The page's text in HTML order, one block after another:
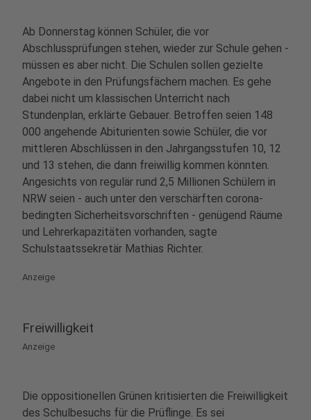
Ab Donnerstag können Schüler, die vor
Abschlussprüfungen stehen, wieder zur Schule gehen -
müssen es aber nicht. Die Schulen sollen gezielte
Angebote in den Prüfungsfächern machen. Es gehe
dabei nicht um klassischen Unterricht nach
Stundenplan, erklärte Gebauer. Betroffen seien 148
000 angehende Abiturienten sowie Schüler, die vor
mittleren Abschlüssen in den Jahrgangsstufen 10, 12
und 13 stehen, die dann freiwillig kommen könnten.
Angesichts von regulär rund 2,5 Millionen Schülern in
NRW seien - auch unter den verschärften corona-
bedingten Sicherheitsvorschriften - genügend Räume
und Lehrerkapazitäten vorhanden, sagte
Schulstaatssekretär Mathias Richter.
Anzeige
Freiwilligkeit
Anzeige
Die oppositionellen Grünen kritisierten die Freiwilligkeit
des Schulbesuchs für die Prüflinge. Es sei